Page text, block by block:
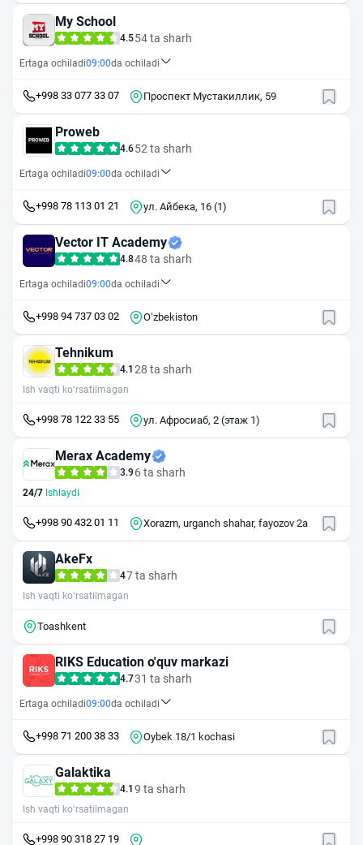
My School
4.554 ta sharh
Ertaga ochiladi09:00da ochiladi
+998 33 077 33 07 Проспект Мустакиллик, 59
Proweb
4.652 ta sharh
Ertaga ochiladi09:00da ochiladi
+998 78 113 01 21 ул. Айбека, 16 (1)
Vector IT Academy
4.848 ta sharh
Ertaga ochiladi09:00da ochiladi
+998 94 737 03 02 Oʻzbekiston
Tehnikum
4.1 28 ta sharh
Ish vaqti ko‘rsatilmagan
+998 78 122 33 55 ул. Афросиаб, 2 (этаж 1)
Merax Academy
3.9 6 ta sharh
24/7 Ishlaydi
+998 90 432 01 11 Xorazm, urganch shahar, fayozov 2a
AkeFx
47 ta sharh
Ish vaqti ko‘rsatilmagan
Toashkent
RIKS Education o'quv markazi
4.731 ta sharh
Ertaga ochiladi09:00da ochiladi
+998 71 200 38 33 Oybek 18/1 kochasi
Galaktika
4.1 9 ta sharh
Ish vaqti ko‘rsatilmagan
+998 90 318 27 19